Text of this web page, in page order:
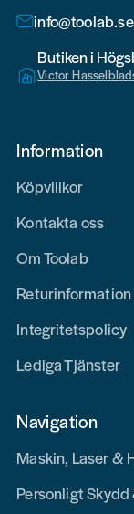
info@toolab.se
Butiken i
Victor
Information
Köpvillkor
Kontakta oss
Om Toolab
Returinformation
Integritetspolicy
Lediga Tjänster
Navigation
Maskin, Laser &
Personligt